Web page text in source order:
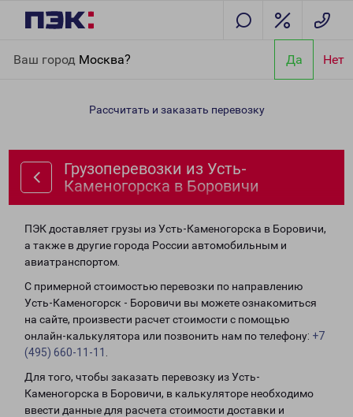
Ваш город Москва? Да Нет
в Боровичи
Рассчитать и заказать перевозку
Грузоперевозки из Усть-
Каменогорска в Боровичи
ПЭК доставляет грузы из Усть-Каменогорска в Боровичи,
а также в другие города России автомобильным и
авиатранспортом.
С примерной стоимостью перевозки по направлению
Усть-Каменогорск - Боровичи вы можете ознакомиться
на сайте, произвести расчет стоимости с помощью
онлайн-калькулятора или позвонить нам по телефону: +7
(495) 660-11-11
Для того, чтобы заказать перевозку из Усть-
Каменогорска в Боровичи, в калькуляторе необходимо
ввести данные для расчета стоимости доставки и